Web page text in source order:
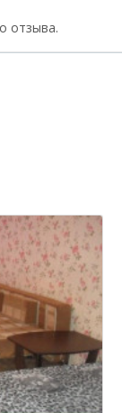
отзыва.